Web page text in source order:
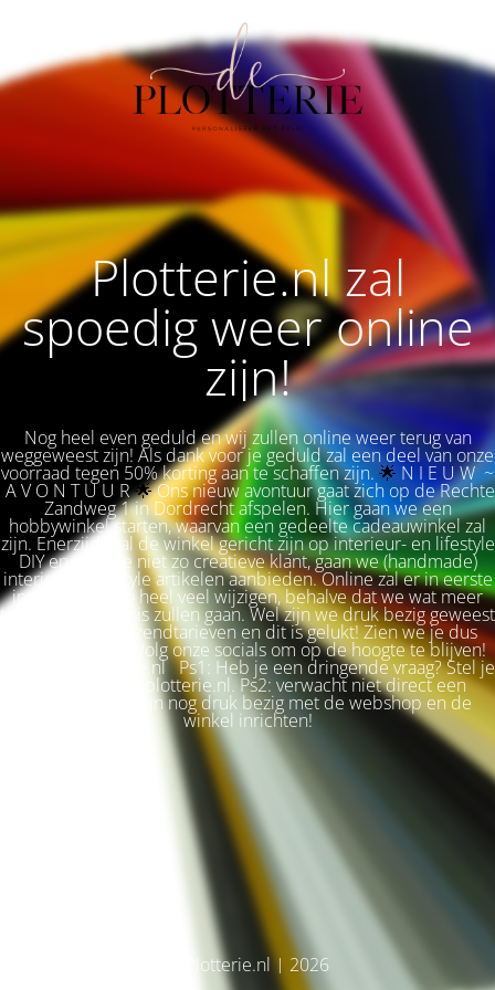
Plotterie.nl zal
spoedig weer online
zijn!
Nog heel even geduld en wij zullen online weer terug van
weggeweest zijn! Als dank voor je geduld zal een deel van onze
voorraad tegen 50% korting aan te schaffen zijn. 🌟 N I E U W ~
A V O N T U U R🌟Ons nieuw avontuur gaat zich op de Rechte
Zandweg 1 in Dordrecht afspelen. Hier gaan we een
hobbywinkel starten, waarvan een gedeelte cadeauwinkel zal
zijn. Enerzijds zal de winkel gericht zijn op interieur- en lifestyle
DIY en voor de niet zo creatieve klant, gaan we (handmade)
interieur & lifestyle artikelen aanbieden. Online zal er in eerste
instantie niet zo heel veel wijzigen, behalve dat we wat meer
terug naar de basis zullen gaan. Wel zijn we druk bezig geweest
met betere verzendtarieven en dit is gelukt! Zien we je dus
snel weer terug? Volg onze socials om op de hoogte te blijven!
Liefs, Ilse. Plotterie.nl Ps1: Heb je een dringende vraag? Stel je
vraag via info@plotterie.nl. Ps2: verwacht niet direct een
antwoord. We zijn nog druk bezig met de webshop en de
winkel inrichten!
© Plotterie.nl | 2026